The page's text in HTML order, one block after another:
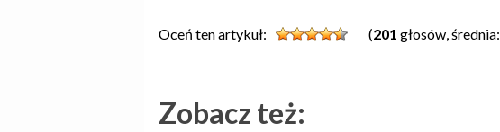
Oceń ten artykuł: (201 głosów, średnia:
Zobacz też: